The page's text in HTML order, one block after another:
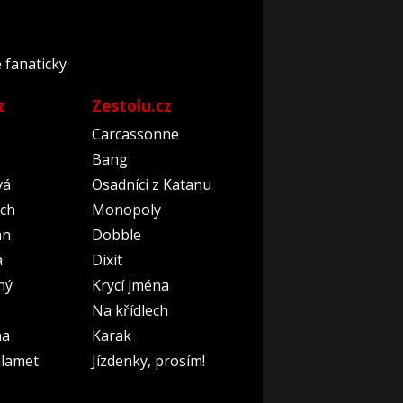
fanaticky
Zestolu.cz
Carcassonne
Bang
Osadníci z Katanu
Monopoly
Dobble
Dixit
Krycí jména
Na křídlech
Karak
Jízdenky, prosím!